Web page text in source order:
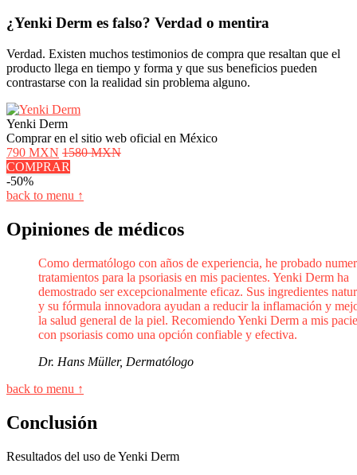
¿Yenki Derm es falso? Verdad o mentira
Verdad. Existen muchos testimonios de compra que resaltan que el
producto llega en tiempo y forma y que sus beneficios pueden
contrastarse con la realidad sin problema alguno.
Yenki Derm
Comprar en el sitio web oficial en México
790 MXN 1580 MXN
COMPRAR
-50%
back to menu ↑
Opiniones de médicos
Como dermatólogo con años de experiencia, he probado
tratamientos para la psoriasis en mis pacientes. Yenki Derm ha
demostrado ser excepcionalmente eficaz. Sus ingredientes
y su fórmula innovadora ayudan a reducir la inflamación y
la salud general de la piel. Recomiendo Yenki Derm a mis
con psoriasis como una opción confiable y efectiva.
Dr. Hans Müller, Dermatólogo
back to menu ↑
Conclusión
Resultados del uso de Yenki Derm